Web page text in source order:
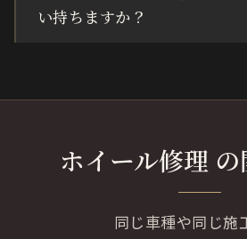
い持ちますか？
ホイール修理
同じ車種や同じ施